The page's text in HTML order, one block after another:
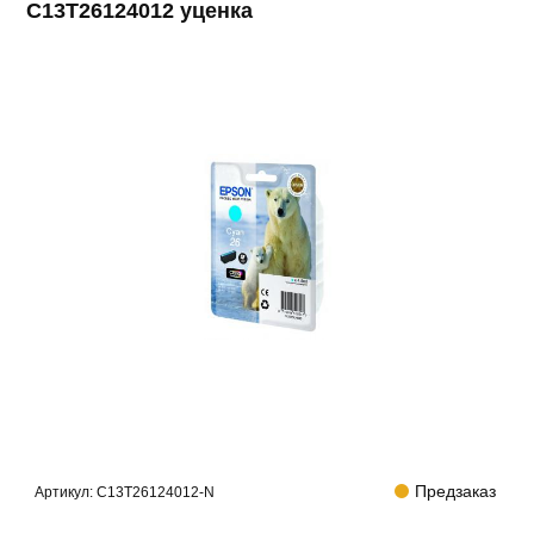
C13T26124012 уценка
Артикул:C13T26124012-N Предзаказ